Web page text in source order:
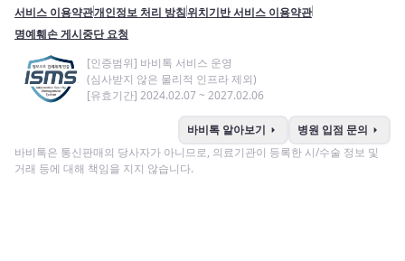
서비스 이용약관개인정보 처리 방침위치기반 서비스 이용약관
명예훼손 게시중단 요청
[인증범위] 바비톡 서비스 운영
(심사받지 않은 물리적 인프라 제외)
[유효기간] 2024.02.07 ~ 2027.02.06
바비톡 알아보기 arrow_right 병원 입점 문의 arrow_right
바비톡은 통신판매의 당사자가 아니므로, 의료기관이 등록한 시/수술 정보 및
거래 등에 대해 책임을 지지 않습니다.